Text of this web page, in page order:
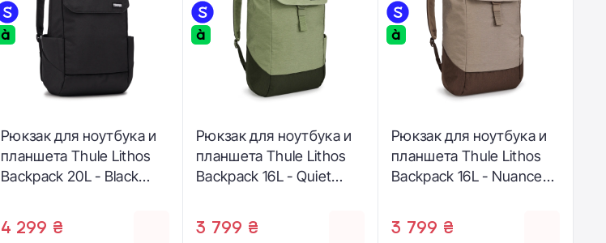
Рюкзак для ноутбука и
планшета Thule Lithos
Backpack 20L - Black
4 299 ₴
Рюкзак для ноутбука и
планшета Thule Lithos
Backpack 16L - Quiet
3 799 ₴
Рюкзак для ноутбука и
планшета Thule Lithos
Backpack 16L - Nuanced
3 799 ₴